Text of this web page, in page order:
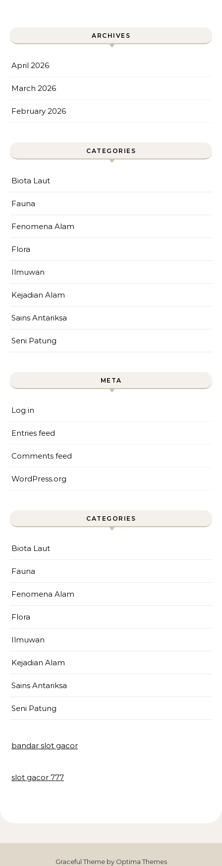
ARCHIVES
April 2026
March 2026
February 2026
CATEGORIES
Biota Laut
Fauna
Fenomena Alam
Flora
Ilmuwan
Kejadian Alam
Sains Antariksa
Seni Patung
META
Log in
Entries feed
Comments feed
WordPress.org
CATEGORIES
Biota Laut
Fauna
Fenomena Alam
Flora
Ilmuwan
Kejadian Alam
Sains Antariksa
Seni Patung
bandar slot gacor
slot gacor 777
Graceful Theme by Optima Themes